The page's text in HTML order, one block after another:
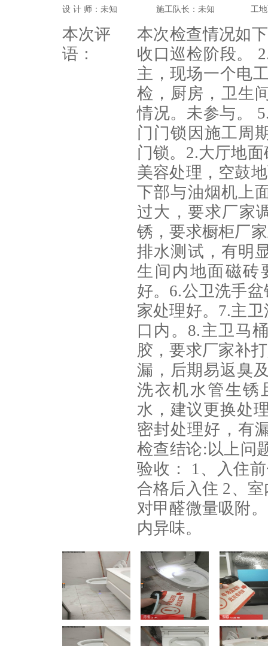
设 计 师：未知 施工队长：未知 工
本次评
语：
本次检查情况如
收口巡检阶段。
主，现场一个电
检，厨房，卫生
情况。未参与。
门门锁因施工周
门锁。2.大厅地
美容处理，空鼓
下部与油烟机上
过大，要求厂家
锈，要求橱柜厂
排水测试，有明
生间内地面磁砖
好。6.公卫洗手
家处理好。7.主
口内。8.主卫马
胶，要求厂家补
漏，后期易返臭
洗衣机水管生锈
水，建议更换处
密封处理好，有
检查结论:以上问
验收： 1、入住
合格后入住 2、
对甲醛微量吸附
内异味。